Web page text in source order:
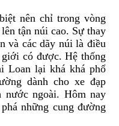
nên chỉ trong vòng
tận núi cao. Sự thay
và các dãy núi là điều
có được. Hệ thống
Loan lại khá khá phổ
dành cho xe đạp
nước ngoài. Hôm nay
những cung đường